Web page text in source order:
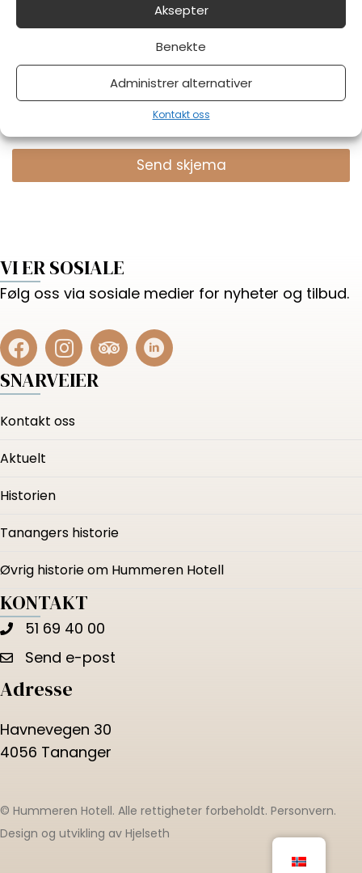
Aksepter
Benekte
Administrer alternativer
Kontakt oss
Send skjema
VI ER SOSIALE
Følg oss via sosiale medier for nyheter og tilbud.
SNARVEIER
Kontakt oss
Aktuelt
Historien
Tanangers historie
Øvrig historie om Hummeren Hotell
KONTAKT
51 69 40 00
Send e-post
Adresse
Havnevegen 30
4056 Tananger
© Hummeren Hotell. Alle rettigheter forbeholdt. Personvern.
Design og utvikling av Hjelseth